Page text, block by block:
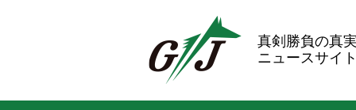
真剣勝負の真
ニュースサイ